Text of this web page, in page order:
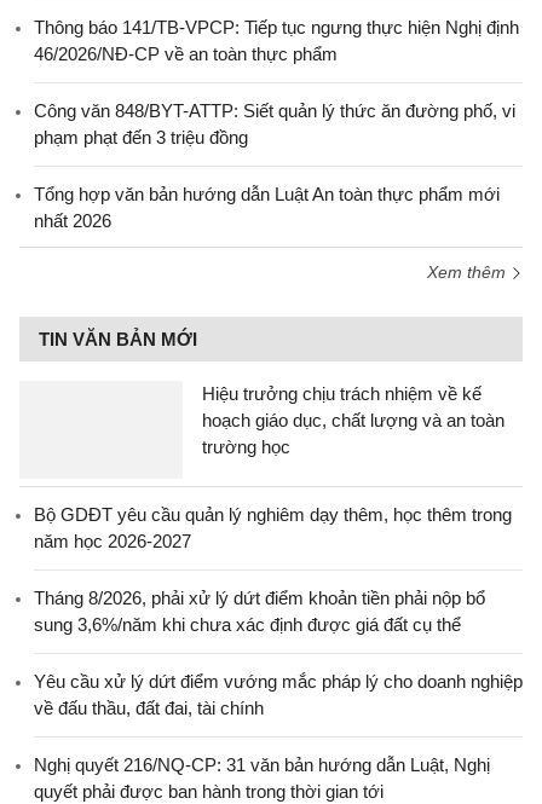
Thông báo 141/TB-VPCP: Tiếp tục ngưng thực hiện Nghị định
46/2026/NĐ-CP về an toàn thực phẩm
Công văn 848/BYT-ATTP: Siết quản lý thức ăn đường phố, vi
phạm phạt đến 3 triệu đồng
Tổng hợp văn bản hướng dẫn Luật An toàn thực phẩm mới
nhất 2026
Xem thêm
TIN VĂN BẢN MỚI
Hiệu trưởng chịu trách nhiệm về kế
hoạch giáo dục, chất lượng và an toàn
trường học
Bộ GDĐT yêu cầu quản lý nghiêm dạy thêm, học thêm trong
năm học 2026-2027
Tháng 8/2026, phải xử lý dứt điểm khoản tiền phải nộp bổ
sung 3,6%/năm khi chưa xác định được giá đất cụ thể
Yêu cầu xử lý dứt điểm vướng mắc pháp lý cho doanh nghiệp
về đấu thầu, đất đai, tài chính
Nghị quyết 216/NQ-CP: 31 văn bản hướng dẫn Luật, Nghị
quyết phải được ban hành trong thời gian tới